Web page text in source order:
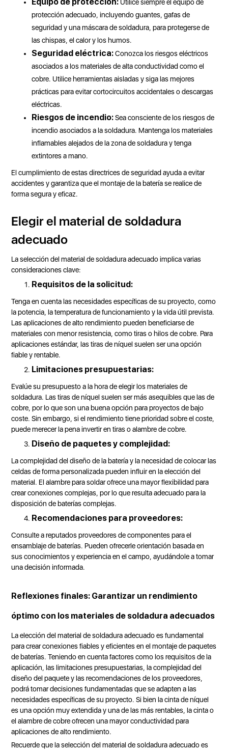
Utilice siempre el equipo de
protección adecuado, incluyendo guantes, gafas de
seguridad y una máscara de soldadura, para protegerse de
las chispas, el calor y los humos.
Seguridad eléctrica:Conozca los riesgos eléctricos
asociados a los materiales de alta conductividad como el
cobre. Utilice herramientas aisladas y siga las mejores
prácticas para evitar cortocircuitos accidentales o descargas
eléctricas.
Riesgos de incendio:Sea consciente de los riesgos de
incendio asociados a la soldadura. Mantenga los materiales
inflamables alejados de la zona de soldadura y tenga
extintores a mano.
El cumplimiento de estas directrices de seguridad ayuda a evitar
accidentes y garantiza que el montaje de la batería se realice de
forma segura y eficaz.
Elegir el material de soldadura
adecuado
La selección del material de soldadura adecuado implica varias
consideraciones clave:
Requisitos de la solicitud:
Tenga en cuenta las necesidades específicas de su proyecto, como
la potencia, la temperatura de funcionamiento y la vida útil prevista.
Las aplicaciones de alto rendimiento pueden beneficiarse de
materiales con menor resistencia, como tiras o hilos de cobre. Para
aplicaciones estándar, las tiras de níquel suelen ser una opción
fiable y rentable.
Limitaciones presupuestarias:
Evalúe su presupuesto a la hora de elegir los materiales de
soldadura. Las tiras de níquel suelen ser más asequibles que las de
cobre, por lo que son una buena opción para proyectos de bajo
coste. Sin embargo, si el rendimiento tiene prioridad sobre el coste,
puede merecer la pena invertir en tiras o alambre de cobre.
Diseño de paquetes y complejidad:
La complejidad del diseño de la batería y la necesidad de colocar las
celdas de forma personalizada pueden influir en la elección del
material. El alambre para soldar ofrece una mayor flexibilidad para
crear conexiones complejas, por lo que resulta adecuado para la
disposición de baterías complejas.
Recomendaciones para proveedores:
Consulte a reputados proveedores de componentes para el
ensamblaje de baterías. Pueden ofrecerle orientación basada en
sus conocimientos y experiencia en el campo, ayudándole a tomar
una decisión informada.
Reflexiones finales: Garantizar un rendimiento
óptimo con los materiales de soldadura adecuados
La elección del material de soldadura adecuado es fundamental
para crear conexiones fiables y eficientes en el montaje de paquetes
de baterías. Teniendo en cuenta factores como los requisitos de la
aplicación, las limitaciones presupuestarias, la complejidad del
diseño del paquete y las recomendaciones de los proveedores,
podrá tomar decisiones fundamentadas que se adapten a las
necesidades específicas de su proyecto. Si bien la cinta de níquel
es una opción muy extendida y una de las más rentables, la cinta o
el alambre de cobre ofrecen una mayor conductividad para
aplicaciones de alto rendimiento.
Recuerde que la selección del material de soldadura adecuado es